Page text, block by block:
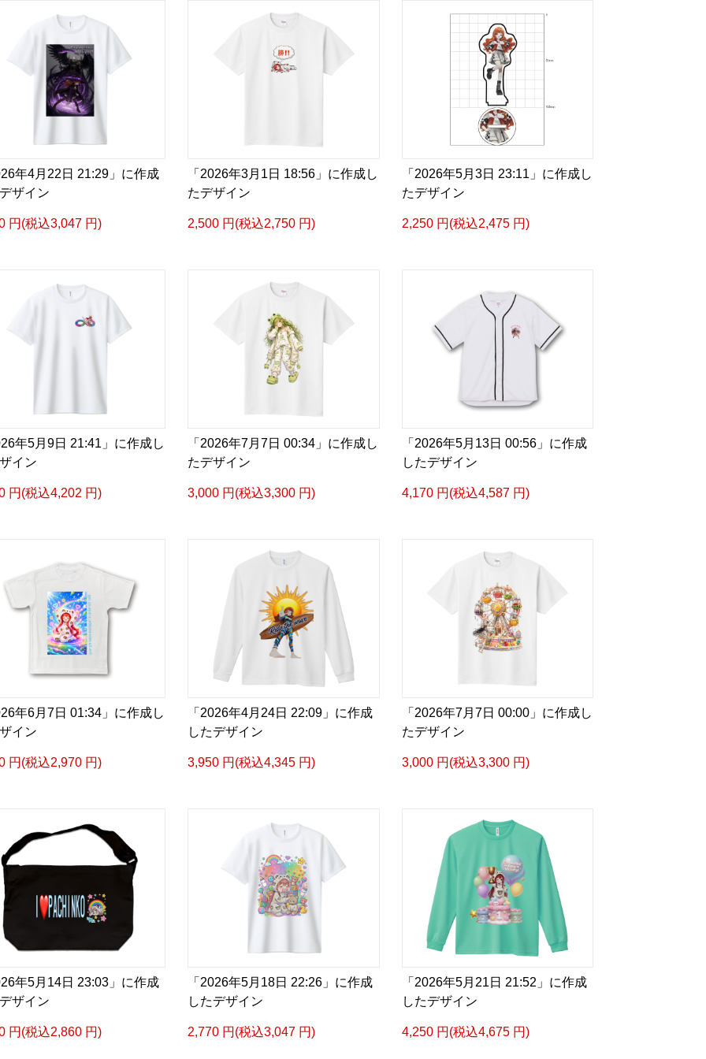
年4月22日 21:29」に作成
ザイン
円(税込3,047 円)
「2026年3月1日 18:56」に作成し
たデザイン
2,500 円(税込2,750 円)
「2026年5月3日 23:11」に作成し
たデザイン
2,250 円(税込2,475 円)
年5月9日 21:41」に作成し
イン
円(税込4,202 円)
「2026年7月7日 00:34」に作成し
たデザイン
3,000 円(税込3,300 円)
「2026年5月13日 00:56」に作成
したデザイン
4,170 円(税込4,587 円)
年6月7日 01:34」に作成し
イン
円(税込2,970 円)
「2026年4月24日 22:09」に作成
したデザイン
3,950 円(税込4,345 円)
「2026年7月7日 00:00」に作成し
たデザイン
3,000 円(税込3,300 円)
年5月14日 23:03」に作成
ザイン
円(税込2,860 円)
「2026年5月18日 22:26」に作成
したデザイン
2,770 円(税込3,047 円)
「2026年5月21日 21:52」に作成
したデザイン
4,250 円(税込4,675 円)